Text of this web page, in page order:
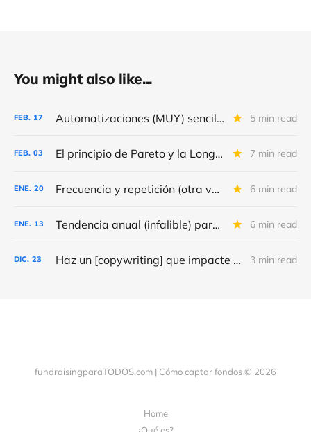
You might also like...
FEB. 17 Automatizaciones (MUY) sencillas para conseguir (MÁS) “leads” y donativos 5 min read
FEB. 03 El principio de Pareto y la Long Tail 7 min read
ENE. 20 Frecuencia y repetición (otra vez) de los correos de fundraising 6 min read
ENE. 13 Tendencia anual (infalible) para 2026 6 min read
DIC. 23 Haz un [copywriting] que impacte en tu audiencia. Receta probada 3 min read
fundraisingparaTODOS.com | Cómo captar fondos © 2026
Home